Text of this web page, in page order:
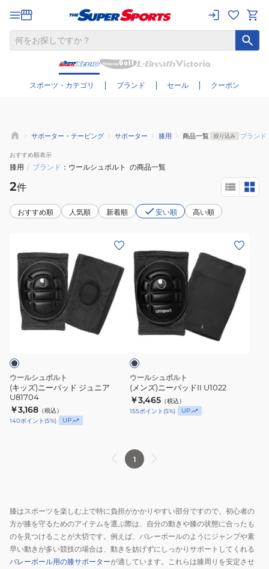
スポーツ・カテゴリ ブランド セール クーポン
さらに絞り込む
サポーター・テーピング サポーター 膝用 商品一覧 絞り込み ブランド
おすすめ順表示
膝用 / ブランド ウールシュポルト の商品一覧
2件
おすすめ順 人気順 新着順 安い順 高い順
ッ
ニ
ジ
ュ
ニ
ア
U81704
ウールシュポルト
(キッズ)ニーパッド ジュニア
U81704
￥3,168 （税込）
140ポイント (5%) UP
ン
ズ)
ニ
ー
パ
ッ
II
U1022
ラ
ウールシュポルト
(メンズ)ニーパッドII U1022
￥3,465 （税込）
155ポイント (5%) UP
1
膝はスポーツを楽しむ上で特に負担がかかりやすい部分ですので、初心者の
方が膝を守るためのアイテムを選ぶ際は、自分の動きや膝の状態に合ったも
のを見つけることが大切です。例えば、バレーボールのようにジャンプや素
早い動きが多い競技の場合は、動きを妨げずにしっかりサポートしてくれる
バレーボール用の膝サポーターが適しています。これらは膝周りを安定させ